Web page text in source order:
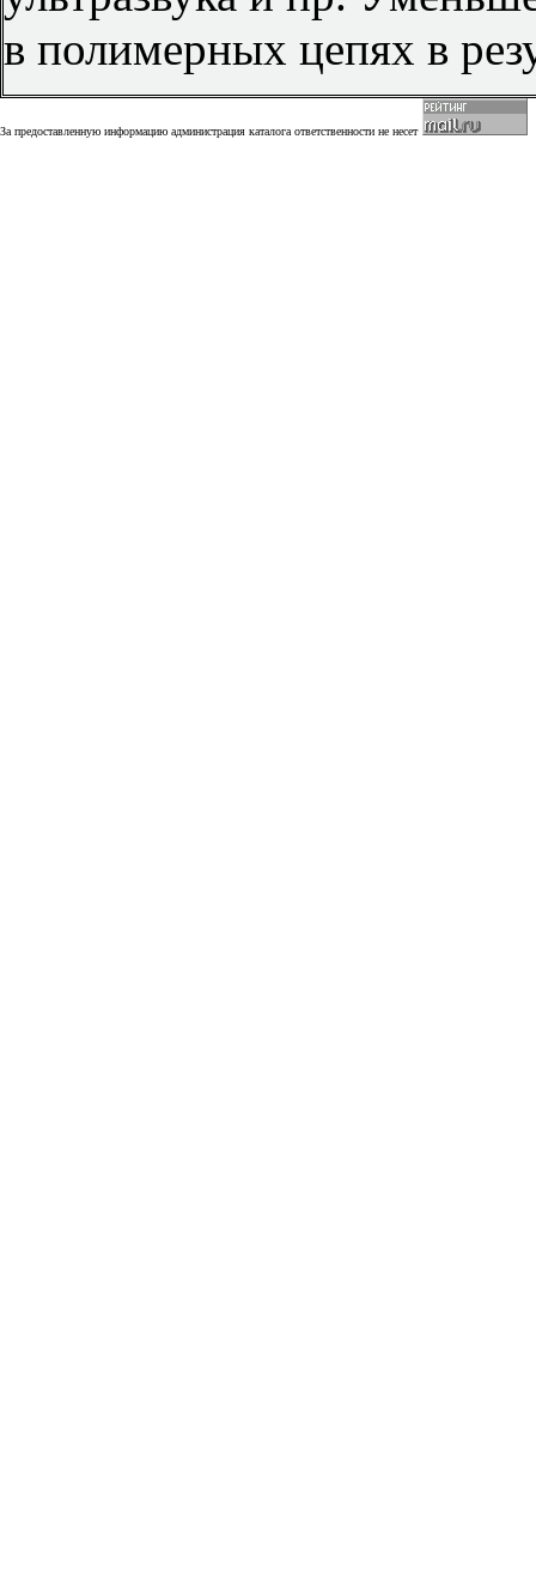
в полимерных цепях в
За предоставленную информацию администрация каталога ответственности не несет